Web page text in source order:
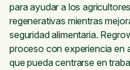
para ayudar a los
regenerativas mientras
seguridad alimentaria.
proceso con experiencia en
que pueda centrarse en